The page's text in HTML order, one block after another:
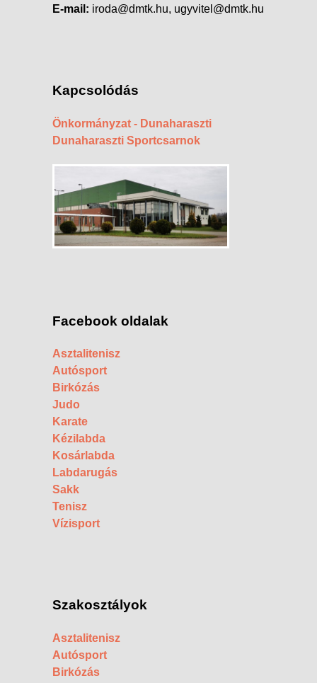
E-mail: iroda@dmtk.hu, ugyvitel@dmtk.hu
Kapcsolódás
Önkormányzat - Dunaharaszti
Dunaharaszti Sportcsarnok
Facebook oldalak
Asztalitenisz
Autósport
Birkózás
Judo
Karate
Kézilabda
Kosárlabda
Labdarugás
Sakk
Tenisz
Vízisport
Szakosztályok
Asztalitenisz
Autósport
Birkózás